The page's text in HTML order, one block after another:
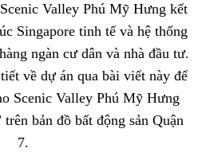
Valley Phú Mỹ Hưng kết
Singapore tinh tế và hệ thống
ngàn cư dân và nhà đầu tư.
về dự án qua bài viết này để
Scenic Valley Phú Mỹ Hưng
trên bản đồ bất động sản Quận
7.